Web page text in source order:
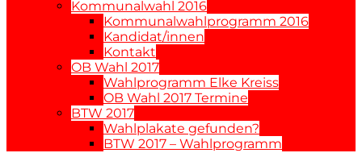
Kommunalwahl 2016
Kommunalwahlprogramm 2016
Kandidat/innen
Kontakt
OB Wahl 2017
Wahlprogramm Elke Kreiss
OB Wahl 2017 Termine
BTW 2017
Wahlplakate gefunden?
BTW 2017 – Wahlprogramm